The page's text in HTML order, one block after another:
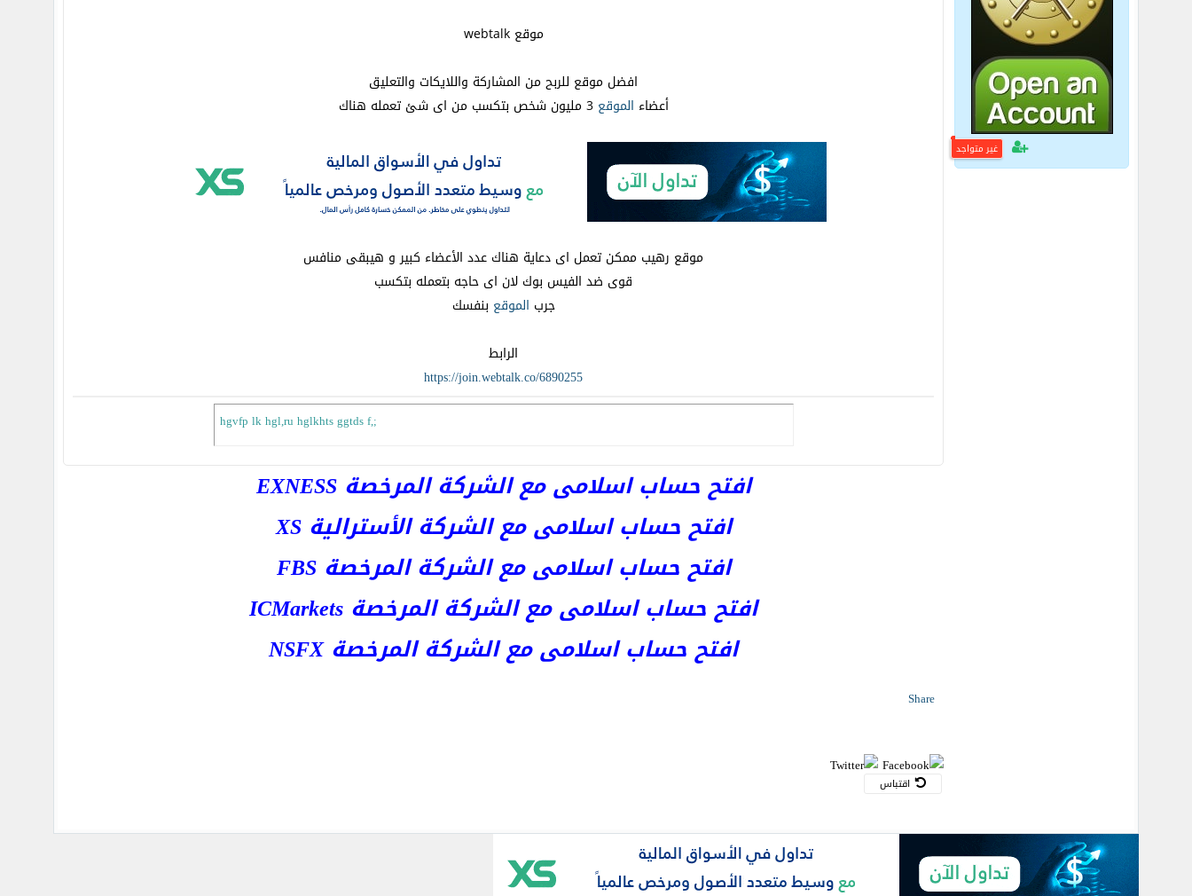
غير متواجد
موقع webtalk
افضل موقع للربح من المشاركة واللايكات والتعليق
أعضاء الموقع 3 مليون شخص بتكسب من اى شئ تعمله هناك
موقع رهيب ممكن تعمل اى دعاية هناك عدد الأعضاء كبير و هيبقى منافس
قوى ضد الفيس بوك لان اى حاجه بتعمله بتكسب
جرب الموقع بنفسك
الرابط
https://join.webtalk.co/6890255
hgvfp lk hgl,ru hglkhts ggtds f,;
افتح حساب اسلامى مع الشركة المرخصة EXNESS
افتح حساب اسلامى مع الشركة الأسترالية XS
افتح حساب اسلامى مع الشركة المرخصة FBS
افتح حساب اسلامى مع الشركة المرخصة ICMarkets
افتح حساب اسلامى مع الشركة المرخصة NSFX
Share
اقتباس